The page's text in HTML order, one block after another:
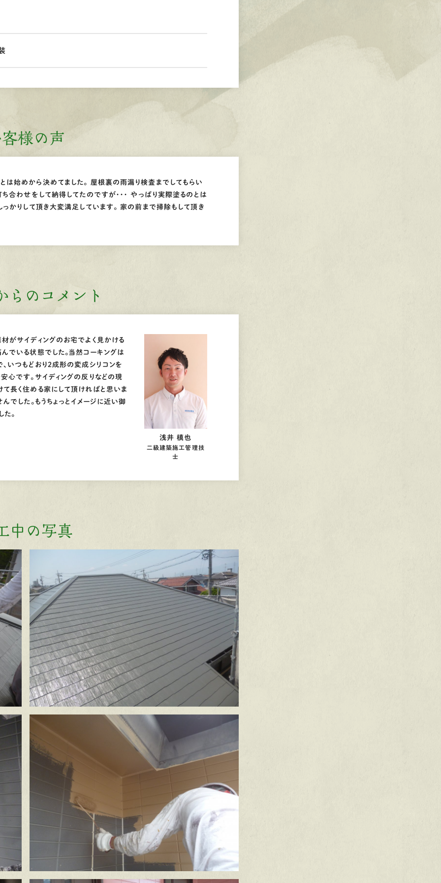
様の声
始めから決めてました。 屋根裏の雨漏り検査までしてもらい
合わせをして納得してたのですが・・・ やっぱり実際塗るのとは
かりして頂き大変満足しています。 家の前まで掃除もして頂き
らのコメント
がサイディングのお宅でよく見かける
でいる状態でした。当然コーキングは
いつもどおり２成形の変成シリコンを
心です。サイディングの反りなどの現
長く住める家にして頂ければと思いま
でした。もうちょっとイメージに近い御
。
浅井 槙也
二級建築施工管理技
士
中の写真